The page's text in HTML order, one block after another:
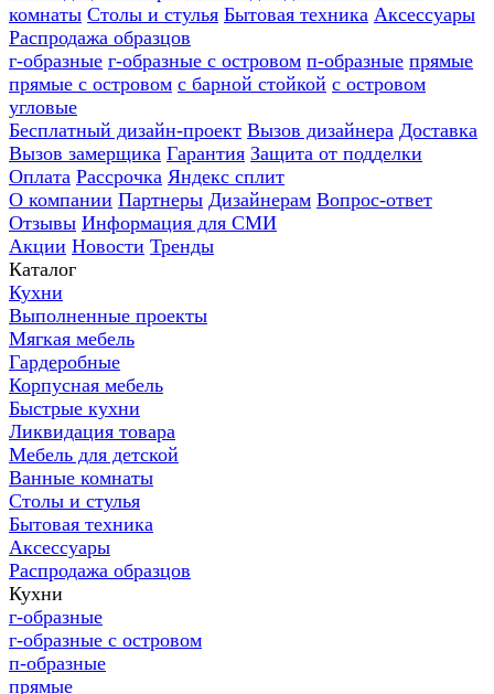
комнаты Столы и стулья Бытовая техника Аксессуары
Распродажа образцов
г-образные г-образные с островом п-образные прямые
прямые с островом с барной стойкой с островом
угловые
Бесплатный дизайн-проект Вызов дизайнера Доставка
Вызов замерщика Гарантия Защита от подделки
Оплата Рассрочка Яндекс сплит
О компании Партнеры Дизайнерам Вопрос-ответ
Отзывы Информация для СМИ
Акции Новости Тренды
Каталог
Кухни
Выполненные проекты
Мягкая мебель
Гардеробные
Корпусная мебель
Быстрые кухни
Ликвидация товара
Мебель для детской
Ванные комнаты
Столы и стулья
Бытовая техника
Аксессуары
Распродажа образцов
Кухни
г-образные
г-образные с островом
п-образные
прямые